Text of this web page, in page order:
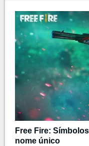
Free Fire:
nome único